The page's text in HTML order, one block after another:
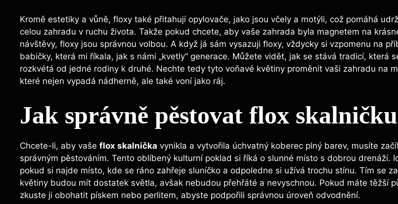
Kromě estetiky a vůně, floxy také přitahují opylovače, jako jsou včely a motýli, což pomáhá
celou zahradu v ruchu života. Takže pokud chcete, aby vaše zahrada byla magnetem na
návštěvy, floxy jsou správnou volbou. A když já sám vysazuji floxy, vždycky si vzpomenu na
babičky, která mi říkala, jak s námi „kvetly“ generace. Můžete vidět, jak se stává tradicí, která
rozkvétá od jedné rodiny k druhé. Nechte tedy tyto voňavé květiny proměnit vaši zahradu na
které nejen vypadá nádherně, ale také voní jako ráj.
Jak správně pěstovat flox skalničku
Chcete-li, aby vaše flox skalnička vynikla a vytvořila úchvatný koberec plný barev, musíte
správným pěstováním. Tento oblíbený kulturní poklad si říká o slunné místo s dobrou drenáží.
pokud si najde místo, kde se ráno zahřeje sluníčko a odpoledne si užívá trochu stínu. Tím se
květiny budou mít dostatek světla, avšak nebudou přehřáté a nevyschnou. Pokud máte těžší
zkuste ji obohatit pískem nebo perlitem, abyste podpořili správnou úroveň odvodnění.